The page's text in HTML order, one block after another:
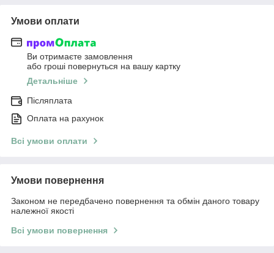
Умови оплати
Ви отримаєте замовлення
або гроші повернуться на вашу картку
Детальніше
Післяплата
Оплата на рахунок
Всі умови оплати
Умови повернення
Законом не передбачено повернення та обмін даного товару
належної якості
Всі умови повернення